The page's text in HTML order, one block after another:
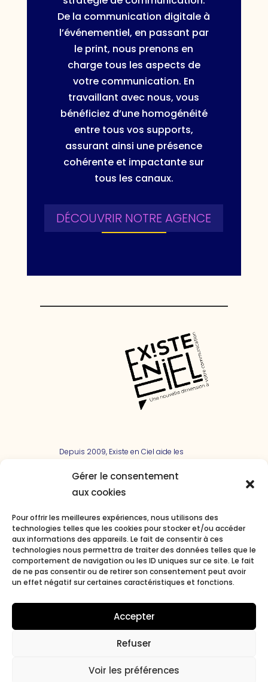
Gérer le consentement
aux cookies
Pour offrir les meilleures expériences, nous utilisons des
technologies telles que les cookies pour stocker et/ou accéder
aux informations des appareils. Le fait de consentir à ces
technologies nous permettra de traiter des données telles que le
comportement de navigation ou les ID uniques sur ce site. Le fait
de ne pas consentir ou de retirer son consentement peut avoir
un effet négatif sur certaines caractéristiques et fonctions.
Accepter
Refuser
Voir les préférences
De la communication digitale à
l’événementiel, en passant par
le print, nous prenons en
charge tous les aspects de
votre communication. En
travaillant avec nous, vous
bénéficiez d’une homogénéité
entre tous vos supports,
assurant ainsi une présence
cohérente et impactante sur
tous les canaux.
DÉCOUVRIR NOTRE AGENCE
Depuis 2009, Existe en Ciel aide les
canaux. Mais soyons honnêtes, ça
nous nous sommes focalisés sur
avec enthousiasme et conviction, nous
avons décidé de donner une nouvelle
dimension à notre travail pour devenir
l’agence créative pour les entreprises à
impact positif…
Existe en ciel
38300 Bourgoin-Jallieu